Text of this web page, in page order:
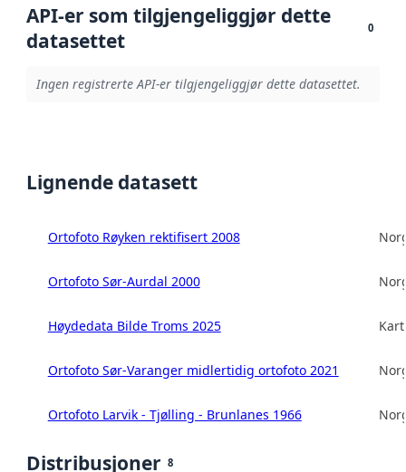
API-er som tilgjengeliggjør dette
datasettet
0
Ingen registrerte API-er tilgjengeliggjør dette datasettet.
Lignende datasett
Ortofoto Røyken rektifisert 2008
Ortofoto Sør-Aurdal 2000
Høydedata Bilde Troms 2025
Ortofoto Sør-Varanger midlertidig ortofoto 2021
Ortofoto Larvik - Tjølling - Brunlanes 1966
Distribusjoner 8